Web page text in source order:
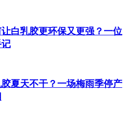
白乳胶更环保又更强？一位
夏天不干？一场梅雨季停产